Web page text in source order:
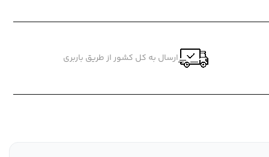
ارسال به کل کشور از طریق باربری